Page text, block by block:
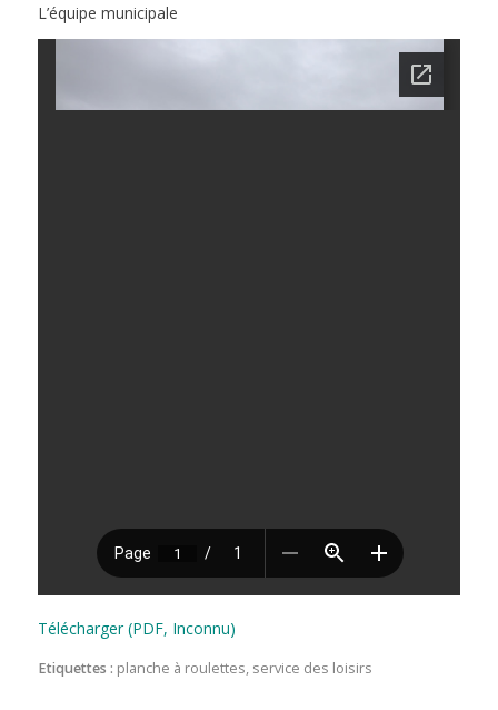
L’équipe municipale
Télécharger (PDF, Inconnu)
Etiquettes : planche à roulettes, service des loisirs